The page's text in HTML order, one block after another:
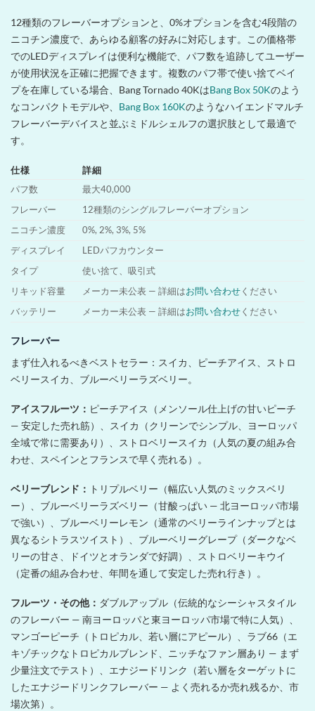
12種類のフレーバーオプションと、0%オプションを含む4段階の
ニコチン濃度で、あらゆる顧客の好みに対応します。この価格帯
でのLEDディスプレイは便利な機能で、パフ数を追跡してユーザー
が使用状況を正確に把握できます。複数のパフ帯で使い捨てベイ
プを在庫している場合、Bang Tornado 40KはBang Box 50Kのよう
なコンパクトモデルや、 Bang Box 160Kのようなハイエンドマルチ
フレーバーデバイスと並ぶミドルシェルフの選択肢として最適で
す。
仕様
詳細
パフ数
最大40,000
フレーバー
12種類のシングルフレーバーオプション
ニコチン濃度
0%, 2%, 3%, 5%
ディスプレイ
LEDパフカウンター
タイプ
使い捨て、吸引式
リキッド容量
メーカー未公表 — 詳細はお問い合わせ ください
バッテリー
メーカー未公表 — 詳細はお問い合わせ ください
フレーバー
まず仕入れるべきベストセラー：スイカ、ピーチアイス、ストロ
ベリースイカ、ブルーベリーラズベリー。
アイスフルーツ： ピーチアイス（メンソール仕上げの甘いピーチ
— 安定した売れ筋）、スイカ（クリーンでシンプル、ヨーロッパ
全域で常に需要あり）、ストロベリースイカ（人気の夏の組み合
わせ、スペインとフランスで早く売れる）。
ベリーブレンド： トリプルベリー（幅広い人気のミックスベリ
ー）、ブルーベリーラズベリー（甘酸っぱい — 北ヨーロッパ市場
で強い）、ブルーベリーレモン（通常のベリーラインナップとは
異なるシトラスツイスト）、ブルーベリーグレープ（ダークなベ
リーの甘さ、ドイツとオランダで好調）、ストロベリーキウイ
（定番の組み合わせ、年間を通して安定した売れ行き）。
フルーツ・その他： ダブルアップル（伝統的なシーシャスタイル
のフレーバー — 南ヨーロッパと東ヨーロッパ市場で特に人気）、
マンゴーピーチ（トロピカル、若い層にアピール）、ラブ66（エ
キゾチックなトロピカルブレンド、ニッチなファン層あり — まず
少量注文でテスト）、エナジードリンク（若い層をターゲットに
したエナジードリンクフレーバー — よく売れるか売れ残るか、市
場次第）。